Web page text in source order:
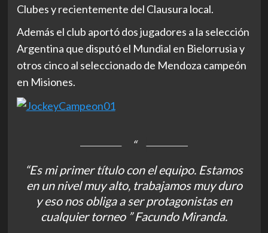
Clubes y recientemente del Clausura local.
Además el club aportó dos jugadores a la selección
Argentina que disputó el Mundial en Bielorrusia y
otros cinco al seleccionado de Mendoza campeón
en Misiones.
“Es mi primer título con el equipo. Estamos
en un nivel muy alto, trabajamos muy duro
y eso nos obliga a ser protagonistas en
cualquier torneo ” Facundo Miranda.